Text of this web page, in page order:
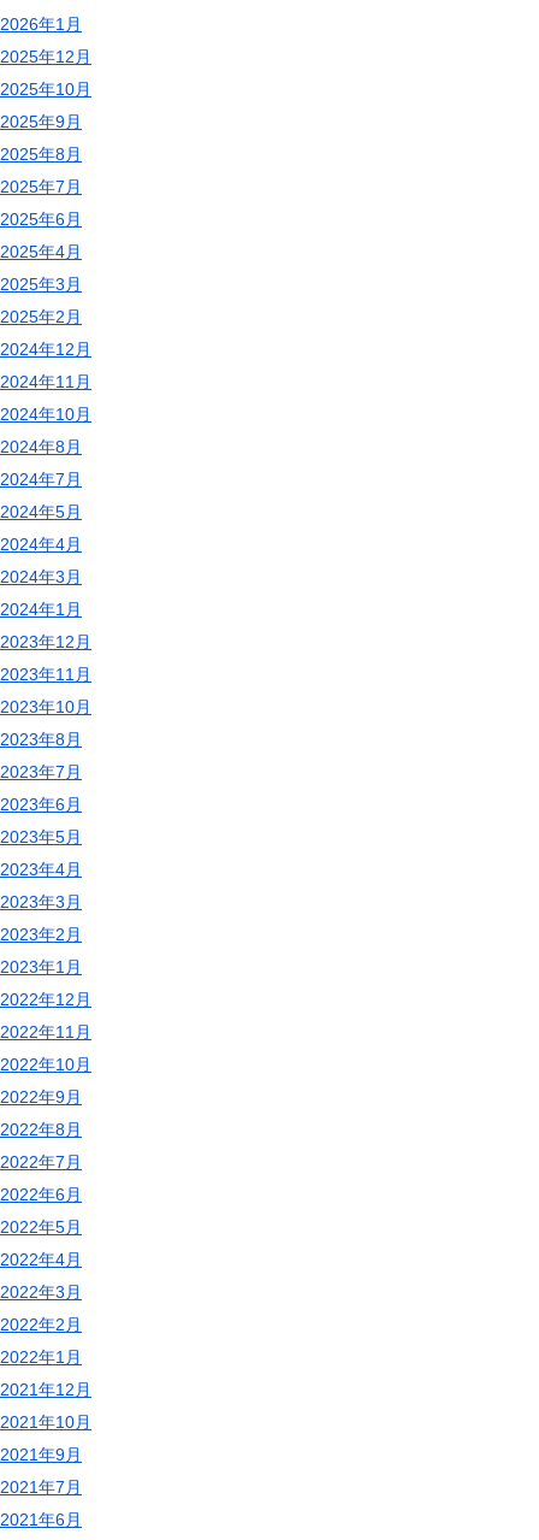
2026年1月
2025年12月
2025年10月
2025年9月
2025年8月
2025年7月
2025年6月
2025年4月
2025年3月
2025年2月
2024年12月
2024年11月
2024年10月
2024年8月
2024年7月
2024年5月
2024年4月
2024年3月
2024年1月
2023年12月
2023年11月
2023年10月
2023年8月
2023年7月
2023年6月
2023年5月
2023年4月
2023年3月
2023年2月
2023年1月
2022年12月
2022年11月
2022年10月
2022年9月
2022年8月
2022年7月
2022年6月
2022年5月
2022年4月
2022年3月
2022年2月
2022年1月
2021年12月
2021年10月
2021年9月
2021年7月
2021年6月